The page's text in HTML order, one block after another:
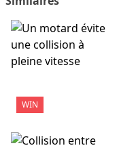
WIN